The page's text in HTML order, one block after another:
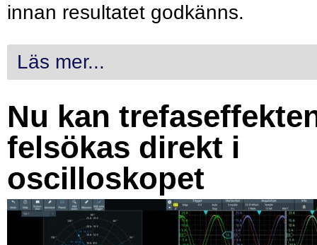
innan resultatet godkänns.
Läs mer...
Nu kan
felsökas direkt i
oscilloskopet